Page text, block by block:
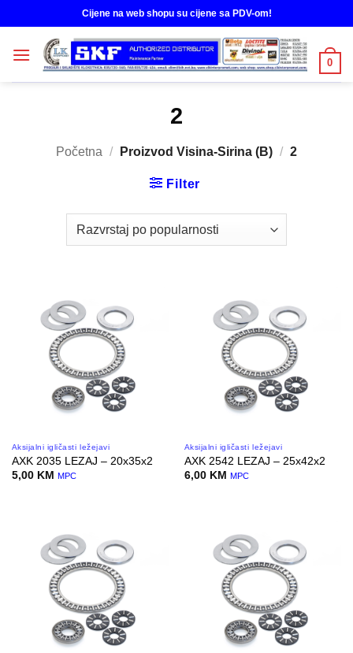
to
content
Cijene na web shopu su cijene sa PDV-om!
0
2
Početna / Proizvod Visina-Sirina (B) / 2
Filter
Aksijalni igličasti ležejavi
AXK 2035 LEZAJ – 20x35x2
5,00 KM MPC
Aksijalni igličasti ležejavi
AXK 2542 LEZAJ – 25x42x2
6,00 KM MPC